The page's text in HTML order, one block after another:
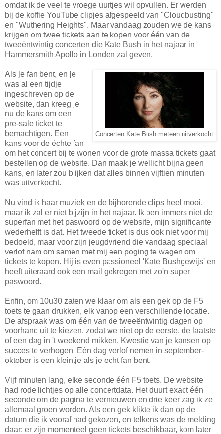
omdat ik de veel te vroege uurtjes wil opvullen. Er werden
bij de koffie YouTube clipjes afgespeeld van "Cloudbusting"
en "Wuthering Heights". Maar vandaag zouden we de kans
krijgen om twee tickets aan te kopen voor één van de
tweeëntwintig concerten die Kate Bush in het najaar in
Hammersmith Apollo in Londen zal geven.
Concerten Kate Bush meteen uitverkocht
Als je fan bent, en je
was al een tijdje
ingeschreven op de
website, dan kreeg je
nu de kans om een
pre-sale ticket te
bemachtigen. Een
kans voor de échte fan
om het concert bij te wonen voor de grote massa tickets gaat
bestellen op de website. Dan maak je wellicht bijna geen
kans, en later zou blijken dat alles binnen vijftien minuten
was uitverkocht.
Nu vind ik haar muziek en de bijhorende clips heel mooi,
maar ik zal er niet bijzijn in het najaar. Ik ben immers niet de
superfan met het paswoord op de website, mijn significante
wederhelft is dat. Het tweede ticket is dus ook niet voor mij
bedoeld, maar voor zijn jeugdvriend die vandaag speciaal
verlof nam om samen met mij een poging te wagen om
tickets te kopen. Hij is even passioneel 'Kate Bushgewijs' en
heeft uiteraard ook een mail gekregen met zo'n super
paswoord.
Enfin, om 10u30 zaten we klaar om als een gek op de F5
toets te gaan drukken, elk vanop een verschillende locatie.
De afspraak was om één van de tweeëntwintig dagen op
voorhand uit te kiezen, zodat we niet op de eerste, de laatste
of een dag in 't weekend mikken. Kwestie van je kansen op
succes te verhogen. Eén dag verlof nemen in september-
oktober is een kleintje als je echt fan bent.
Vijf minuten lang, elke seconde één F5 toets. De website
had rode lichtjes op alle concertdata. Het duurt exact één
seconde om de pagina te vernieuwen en drie keer zag ik ze
allemaal groen worden. Als een gek klikte ik dan op de
datum die ik vooraf had gekozen, en telkens was de melding
daar: er zijn momenteel geen tickets beschikbaar, kom later